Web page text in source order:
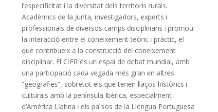
l’especificitat i la diversitat dels territoris rurals.
Acadèmics de la Junta, investigadors, experts i
professionals de diversos camps disciplinaris i promou
la interacció entre el coneixement teòric i pràctic, el
que contribueix a la construcció del coneixement
disciplinar. El CIER és un espai de debat mundial, amb
una participació cada vegada més gran en altres
“geografies”, sobretot els que tenen llaços històrics i
culturals amb la península Ibèrica, especialment
d’Amèrica Llatina i els països de la Llengua Portuguesa